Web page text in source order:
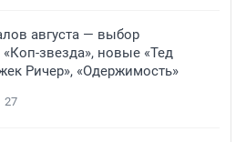
августа — выбор
звезда», новые «Тед
Ричер», «Одержимость»
27